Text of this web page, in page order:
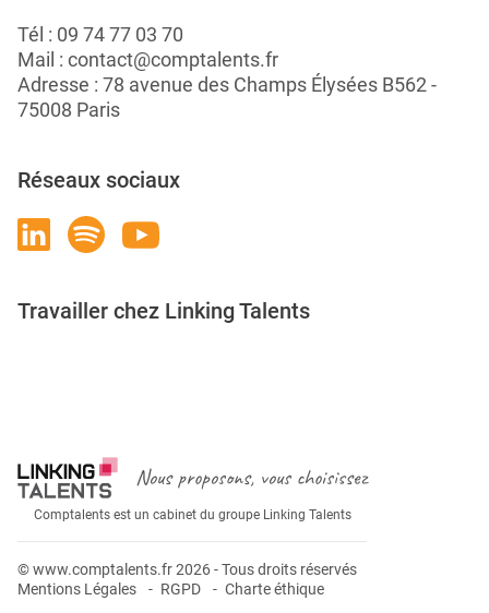
Tél : 09 74 77 03 70
Mail : contact@comptalents.fr
Adresse : 78 avenue des Champs Élysées B562 -
75008 Paris
Réseaux sociaux
Travailler chez Linking Talents
Nous proposons, vous choisissez
Comptalents est un cabinet du groupe Linking Talents
© www.comptalents.fr 2026 - Tous droits réservés
Mentions Légales
RGPD Charte éthique